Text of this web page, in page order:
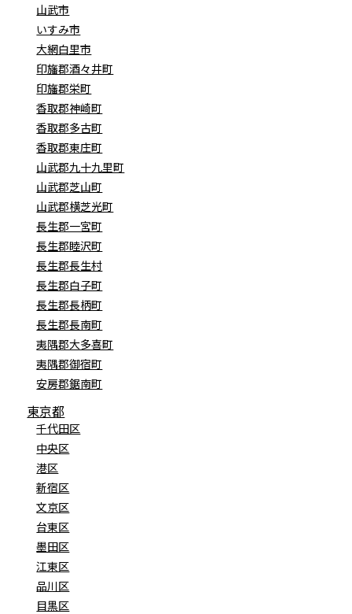
山武市
いすみ市
大網白里市
印旛郡酒々井町
印旛郡栄町
香取郡神崎町
香取郡多古町
香取郡東庄町
山武郡九十九里町
山武郡芝山町
山武郡横芝光町
長生郡一宮町
長生郡睦沢町
長生郡長生村
長生郡白子町
長生郡長柄町
長生郡長南町
夷隅郡大多喜町
夷隅郡御宿町
安房郡鋸南町
東京都
千代田区
中央区
港区
新宿区
文京区
台東区
墨田区
江東区
品川区
目黒区